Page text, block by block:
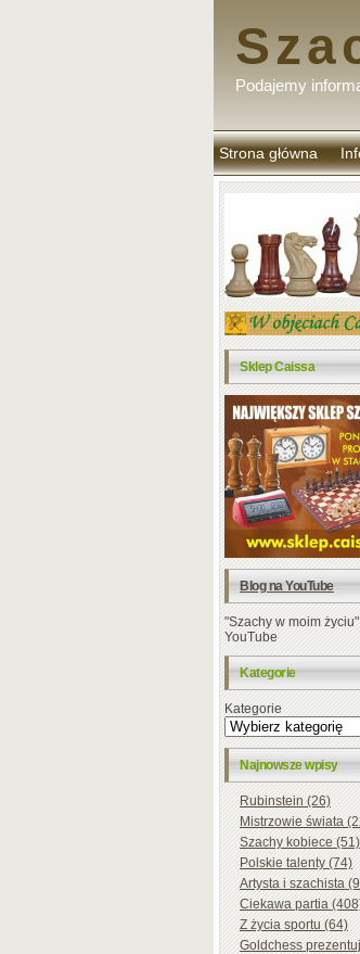
Podajemy
Strona główna
Sklep Caissa
Blog na YouTube
"Szachy w moim
YouTube
Kategorie
Kategorie
Najnowsze wpisy
Rubinstein (26)
Mistrzowie świata
Szachy kobiece (51)
Polskie talenty (74)
Artysta i szachista
Ciekawa partia
Z życia sportu (64)
Goldchess